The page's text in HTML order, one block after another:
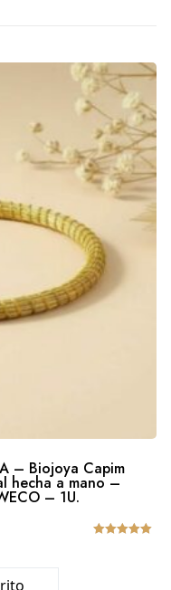
– Biojoya Capim
hecha a mano –
– 1U.